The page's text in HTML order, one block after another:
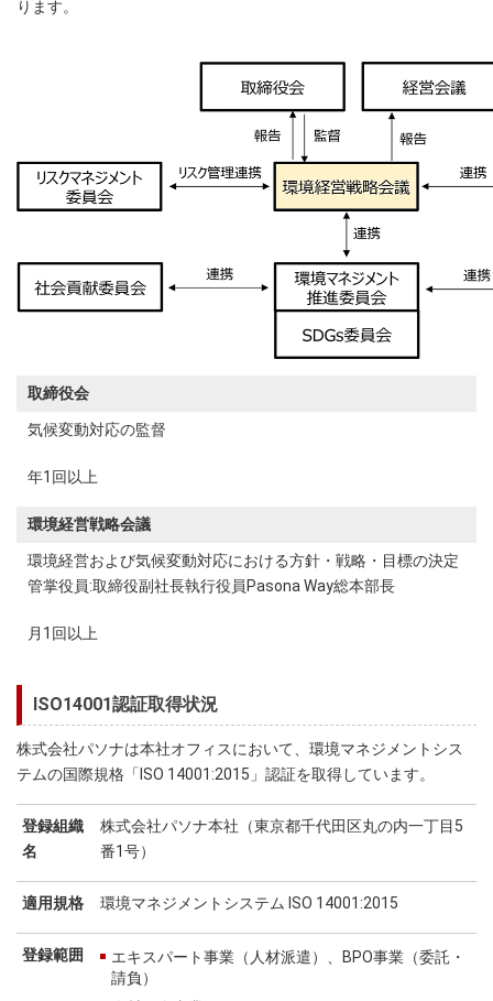
ります。
取締役会
気候変動対応の監督
年1回以上
環境経営戦略会議
環境経営および気候変動対応における方針・戦略・目標の決定
管掌役員:取締役副社長執行役員Pasona Way総本部長
月1回以上
ISO14001認証取得状況
株式会社パソナは本社オフィスにおいて、環境マネジメントシス
テムの国際規格「ISO 14001:2015」認証を取得しています。
登録組織
名
株式会社パソナ本社（東京都千代田区丸の内一丁目5
番1号）
適用規格 環境マネジメントシステム ISO 14001:2015
登録範囲
エキスパート事業（人材派遣）、BPO事業（委託・
請負）